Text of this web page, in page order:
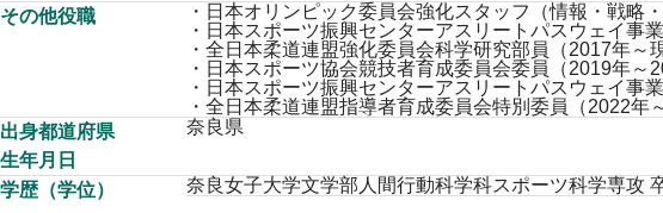
その他役職
・日本オリンピック委員会強化スタッフ（情報・戦略
・日本スポーツ振興センターアスリートパスウェイ事
・全日本柔道連盟強化委員会科学研究部員（2017年～
・日本スポーツ協会競技者育成委員会委員（2019年～
・日本スポーツ振興センターアスリートパスウェイ事
・全日本柔道連盟指導者育成委員会特別委員（2022年
出身都道府県
生年月日
奈良県
学歴（学位） 奈良女子大学文学部人間行動科学科スポーツ科学専攻